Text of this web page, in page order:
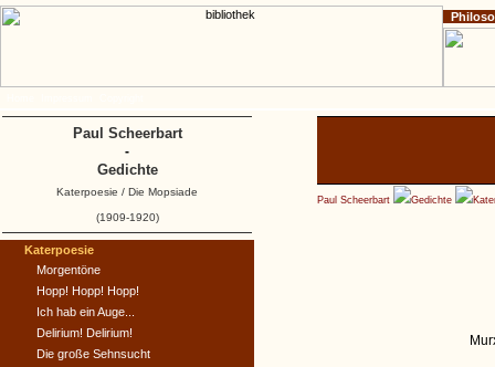
Paul Scheerbart Gedichte
Katerpoesie
Morgentöne
Hopp! Hopp! Hopp!
Ich hab ein Auge...
Delirium! Delirium!
Die große Sehnsucht
Paul Scheerbart
-
Gedichte
Katerpoesie / Die Mopsiade
(1909-1920)